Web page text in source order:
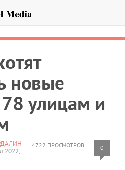
новые
улицам и
4722 ПРОСМОТРОВ 0
2022,